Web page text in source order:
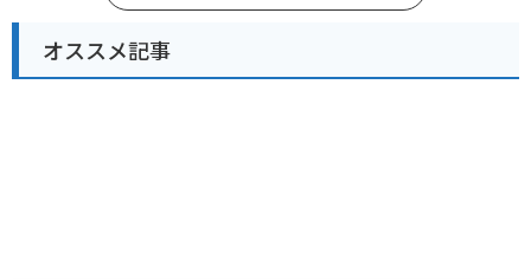
オススメ記事